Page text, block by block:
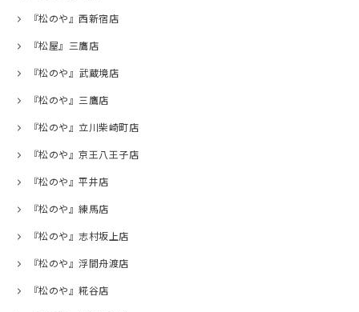
『松のや』西新宿店
『松屋』三鷹店
『松のや』武蔵境店
『松のや』三鷹店
『松のや』立川柴崎町店
『松のや』京王八王子店
『松のや』平井店
『松のや』練馬店
『松のや』志村坂上店
『松のや』浮間舟渡店
『松のや』糀谷店